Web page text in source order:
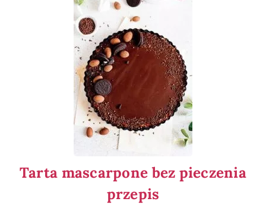
Tarta mascarpone bez pieczenia
przepis